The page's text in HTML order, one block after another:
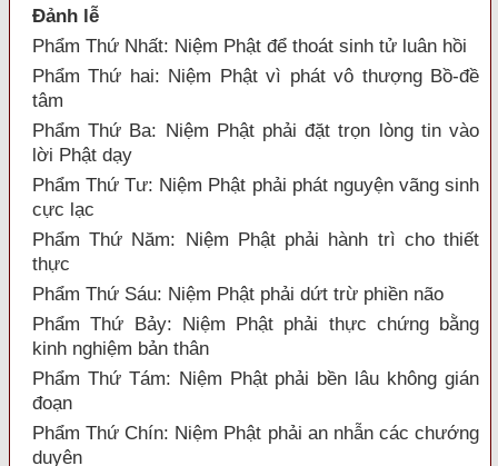
Đảnh lễ
Phẩm Thứ Nhất: Niệm Phật để thoát sinh tử luân hồi
Phẩm Thứ hai: Niệm Phật vì phát vô thượng Bồ-đề
tâm
Phẩm Thứ Ba: Niệm Phật phải đặt trọn lòng tin vào
lời Phật dạy
Phẩm Thứ Tư: Niệm Phật phải phát nguyện vãng sinh
cực lạc
Phẩm Thứ Năm: Niệm Phật phải hành trì cho thiết
thực
Phẩm Thứ Sáu: Niệm Phật phải dứt trừ phiền não
Phẩm Thứ Bảy: Niệm Phật phải thực chứng bằng
kinh nghiệm bản thân
Phẩm Thứ Tám: Niệm Phật phải bền lâu không gián
đoạn
Phẩm Thứ Chín: Niệm Phật phải an nhẫn các chướng
duyên